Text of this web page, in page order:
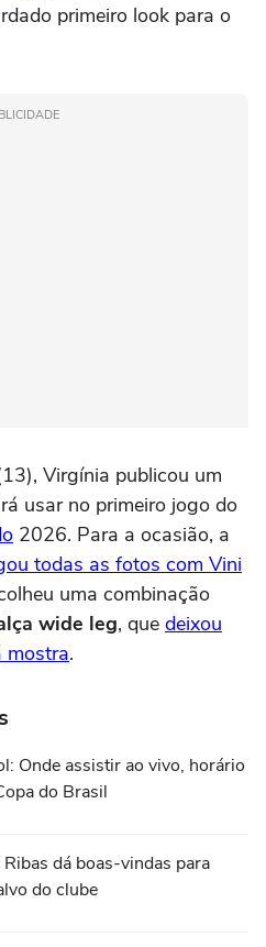
primeiro look para o
Virgínia publicou um
usar no primeiro jogo do
2026. Para a ocasião, a
todas as fotos com Vini
uma combinação
wide leg, que deixou
mostra.
Onde assistir ao vivo, horário
do Brasil
dá boas-vindas para
do clube